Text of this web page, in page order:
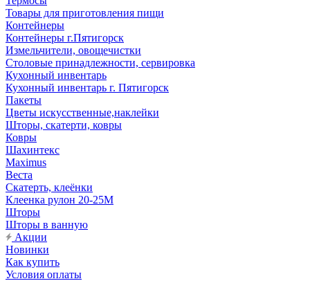
Товары для приготовления пищи
Контейнеры
Контейнеры г.Пятигорск
Измельчители, овощечистки
Столовые принадлежности, сервировка
Кухонный инвентарь
Кухонный инвентарь г. Пятигорск
Пакеты
Цветы искусственные,наклейки
Шторы, скатерти, ковры
Ковры
Шахинтекс
Maximus
Веста
Скатерть, клеёнки
Клеенка рулон 20-25М
Шторы
Шторы в ванную
Акции
Новинки
Как купить
Условия оплаты